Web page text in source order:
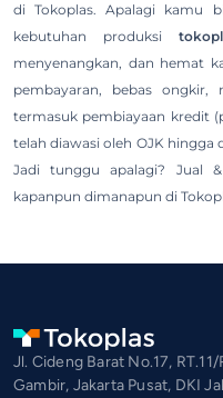
di Tokoplas. Apalagi kamu
kebutuhan produksi
menyenangkan, dan hemat
pembayaran, bebas ongkir,
termasuk pembiayaan kredit
telah diawasi oleh OJK hingga
Jadi tunggu apalagi? Jual
kapanpun dimanapun di
Jl. Cideng Barat No.17,
Gambir, Jakarta Pusat, DKI